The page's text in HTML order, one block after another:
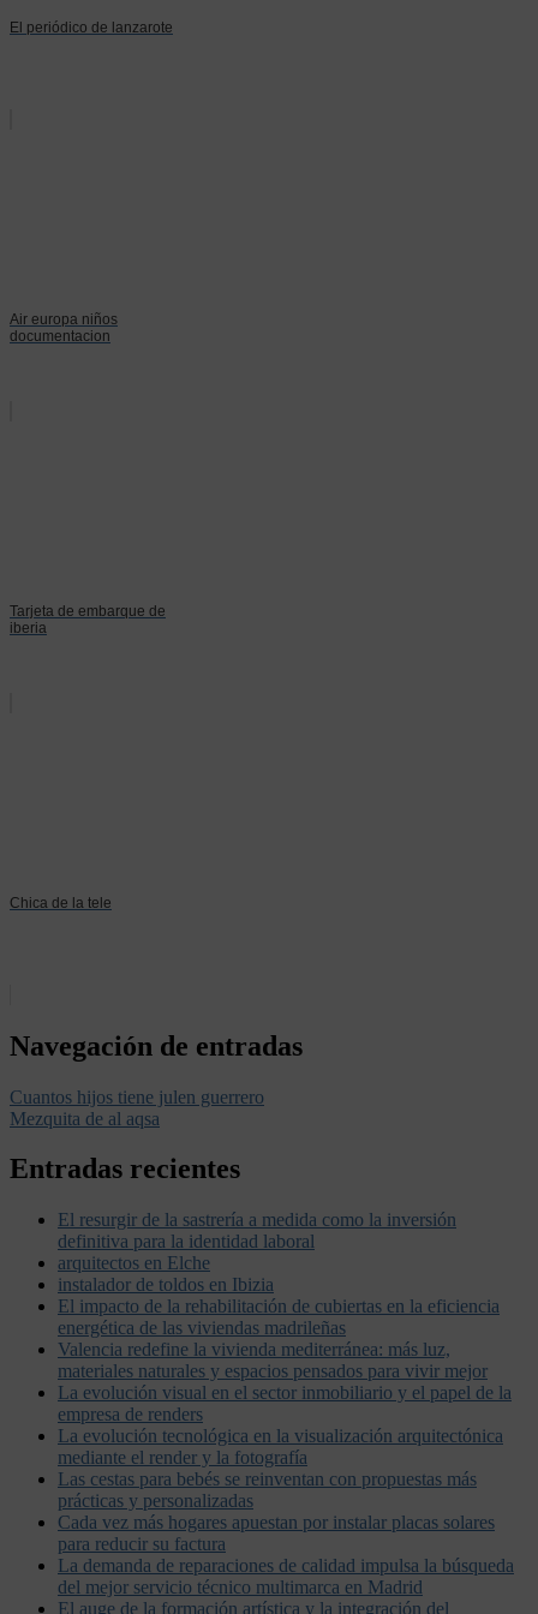
El periódico de lanzarote
Air europa niños
documentacion
Tarjeta de embarque de
iberia
Chica de la tele
Navegación de entradas
Cuantos hijos tiene julen guerrero
Mezquita de al aqsa
Entradas recientes
El resurgir de la sastrería a medida como la inversión
definitiva para la identidad laboral
arquitectos en Elche
instalador de toldos en Ibizia
El impacto de la rehabilitación de cubiertas en la eficiencia
energética de las viviendas madrileñas
Valencia redefine la vivienda mediterránea: más luz,
materiales naturales y espacios pensados para vivir mejor
La evolución visual en el sector inmobiliario y el papel de la
empresa de renders
La evolución tecnológica en la visualización arquitectónica
mediante el render y la fotografía
Las cestas para bebés se reinventan con propuestas más
prácticas y personalizadas
Cada vez más hogares apuestan por instalar placas solares
para reducir su factura
La demanda de reparaciones de calidad impulsa la búsqueda
del mejor servicio técnico multimarca en Madrid
El auge de la formación artística y la integración del